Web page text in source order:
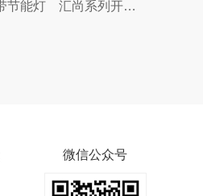
30A插卡取电-光电式 汇尚系列开关插座
微信公众号